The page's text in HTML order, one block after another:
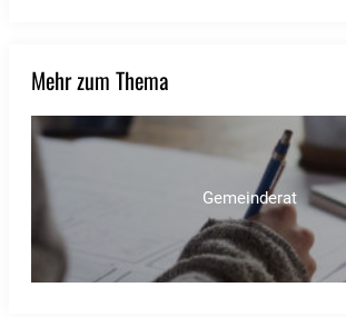
Mehr zum Thema
Gemeinderat